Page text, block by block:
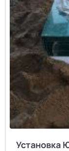
Установка